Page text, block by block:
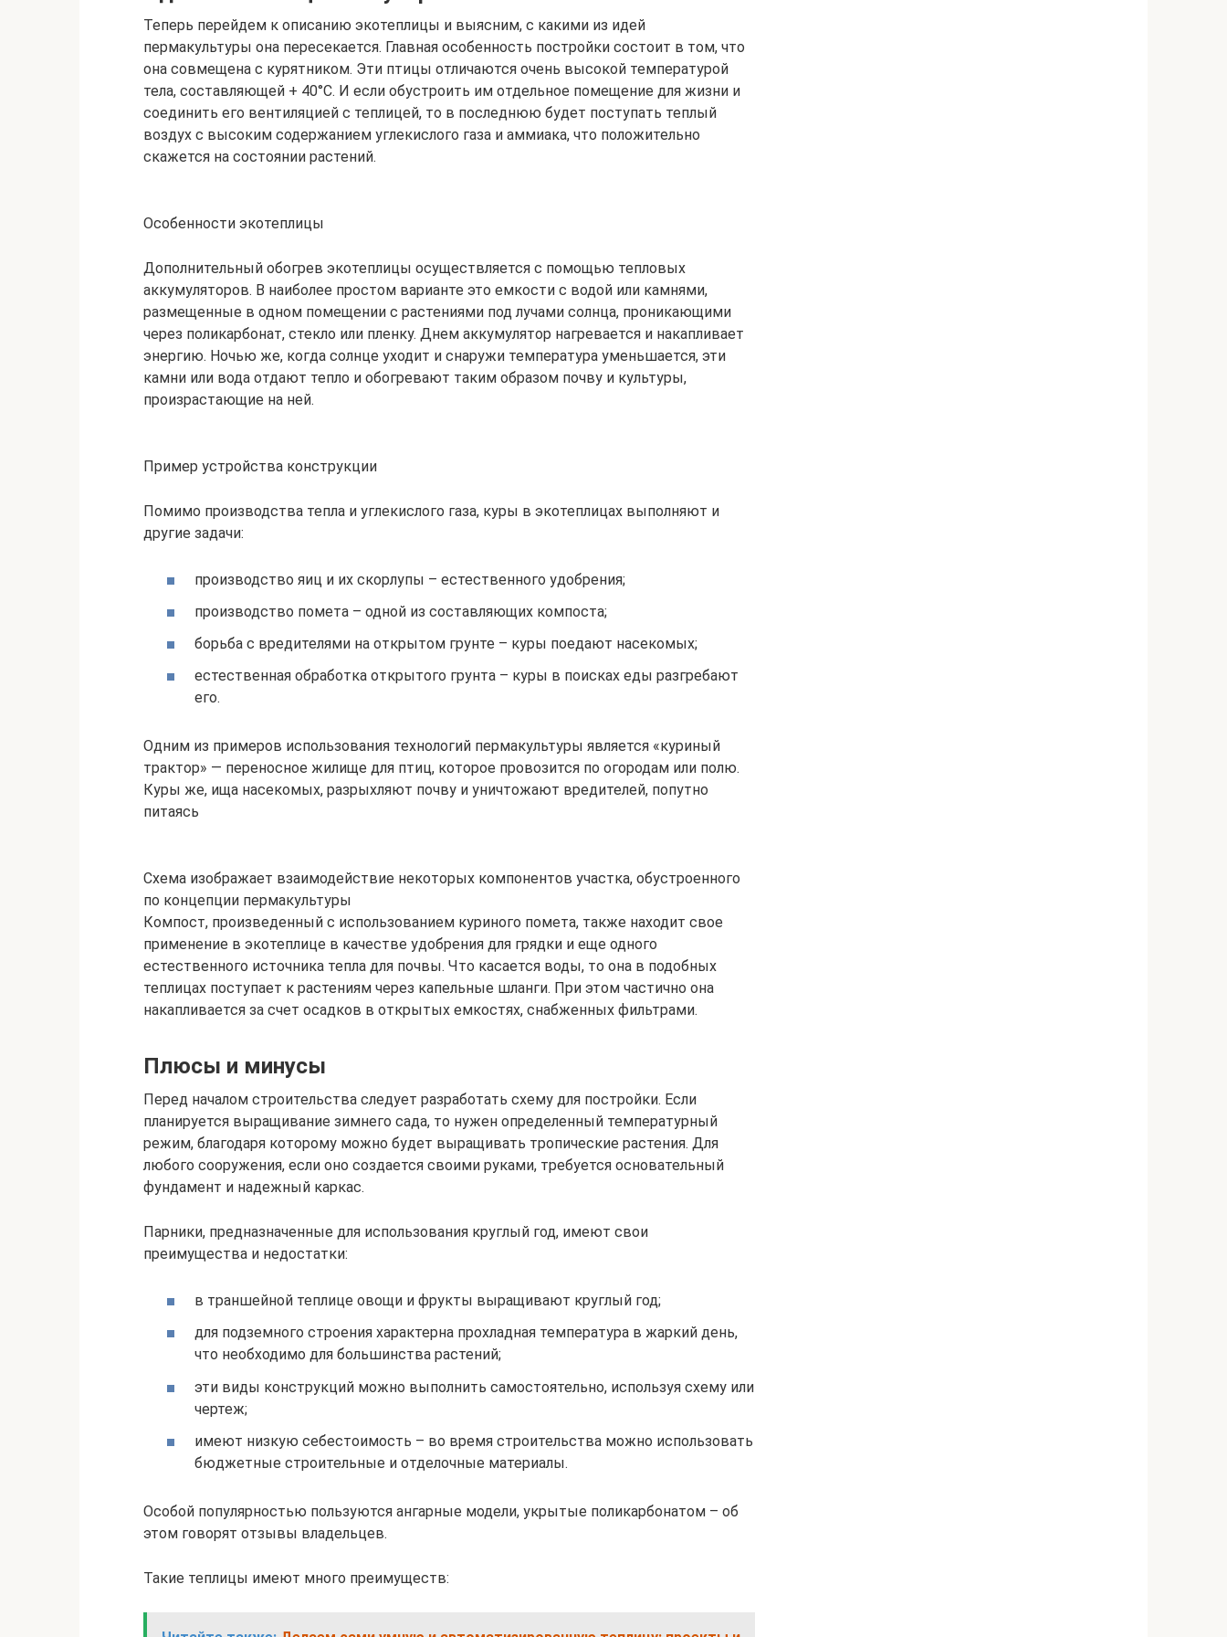
Теперь перейдем к описанию экотеплицы и выясним, с какими из идей
пермакультуры она пересекается. Главная особенность постройки состоит в том, что
она совмещена с курятником. Эти птицы отличаются очень высокой температурой
тела, составляющей + 40°С. И если обустроить им отдельное помещение для жизни и
соединить его вентиляцией с теплицей, то в последнюю будет поступать теплый
воздух с высоким содержанием углекислого газа и аммиака, что положительно
скажется на состоянии растений.
Особенности экотеплицы
Дополнительный обогрев экотеплицы осуществляется с помощью тепловых
аккумуляторов. В наиболее простом варианте это емкости с водой или камнями,
размещенные в одном помещении с растениями под лучами солнца, проникающими
через поликарбонат, стекло или пленку. Днем аккумулятор нагревается и накапливает
энергию. Ночью же, когда солнце уходит и снаружи температура уменьшается, эти
камни или вода отдают тепло и обогревают таким образом почву и культуры,
произрастающие на ней.
Пример устройства конструкции
Помимо производства тепла и углекислого газа, куры в экотеплицах выполняют и
другие задачи:
производство яиц и их скорлупы – естественного удобрения;
производство помета – одной из составляющих компоста;
борьба с вредителями на открытом грунте – куры поедают насекомых;
естественная обработка открытого грунта – куры в поисках еды разгребают
его.
Одним из примеров использования технологий пермакультуры является «куриный
трактор» — переносное жилище для птиц, которое провозится по огородам или полю.
Куры же, ища насекомых, разрыхляют почву и уничтожают вредителей, попутно
питаясь
Схема изображает взаимодействие некоторых компонентов участка, обустроенного
по концепции пермакультуры
Компост, произведенный с использованием куриного помета, также находит свое
применение в экотеплице в качестве удобрения для грядки и еще одного
естественного источника тепла для почвы. Что касается воды, то она в подобных
теплицах поступает к растениям через капельные шланги. При этом частично она
накапливается за счет осадков в открытых емкостях, снабженных фильтрами.
Плюсы и минусы
Перед началом строительства следует разработать схему для постройки. Если
планируется выращивание зимнего сада, то нужен определенный температурный
режим, благодаря которому можно будет выращивать тропические растения. Для
любого сооружения, если оно создается своими руками, требуется основательный
фундамент и надежный каркас.
Парники, предназначенные для использования круглый год, имеют свои
преимущества и недостатки:
в траншейной теплице овощи и фрукты выращивают круглый год;
для подземного строения характерна прохладная температура в жаркий день,
что необходимо для большинства растений;
эти виды конструкций можно выполнить самостоятельно, используя схему или
чертеж;
имеют низкую себестоимость – во время строительства можно использовать
бюджетные строительные и отделочные материалы.
Особой популярностью пользуются ангарные модели, укрытые поликарбонатом – об
этом говорят отзывы владельцев.
Такие теплицы имеют много преимуществ: